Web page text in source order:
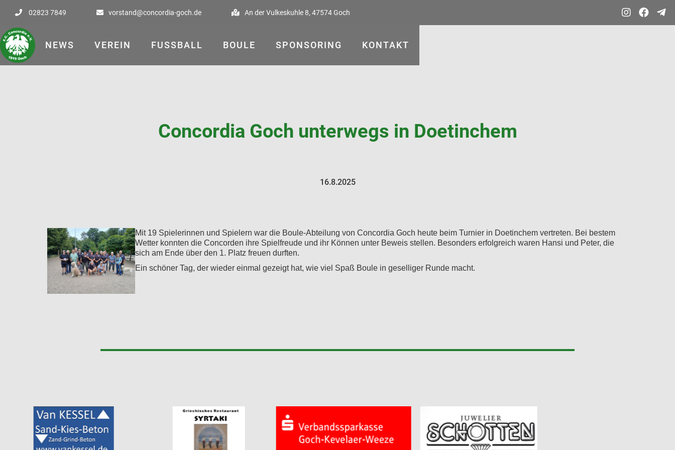
 02823 7849  vorstand@concordia-goch.de  An der Vulkeskuhle 8, 47574 Goch   
NEWS VEREIN FUSSBALL BOULE SPONSORING KONTAKT
Concordia Goch unterwegs in Doetinchem
16.8.2025
Mit 19 Spielerinnen und Spielern war die Boule-Abteilung von Concordia Goch heute beim Turnier in Doetinchem vertreten. Bei bestem
Wetter konnten die Concorden ihre Spielfreude und ihr Können unter Beweis stellen. Besonders erfolgreich waren Hansi und Peter, die
sich am Ende über den 1. Platz freuen durften.
Ein schöner Tag, der wieder einmal gezeigt hat, wie viel Spaß Boule in geselliger Runde macht.